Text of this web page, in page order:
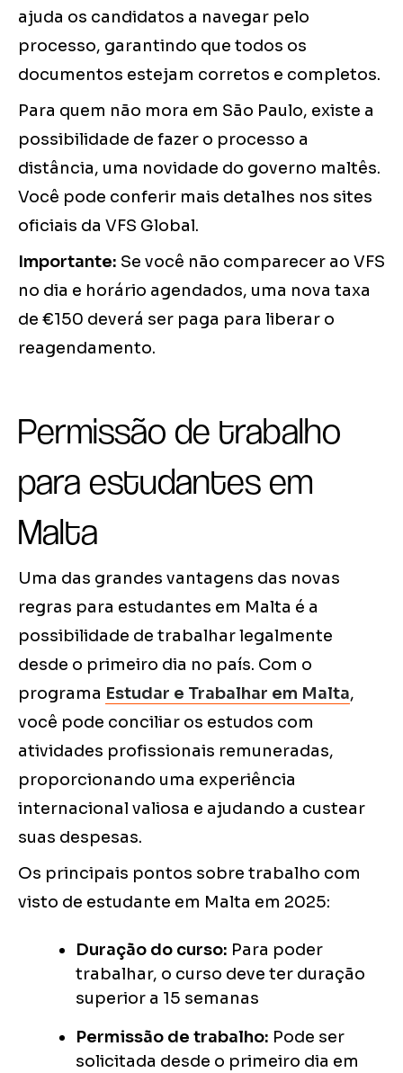
ajuda os candidatos a navegar pelo
processo, garantindo que todos os
documentos estejam corretos e completos.
Para quem não mora em São Paulo, existe a
possibilidade de fazer o processo a
distância, uma novidade do governo maltês.
Você pode conferir mais detalhes nos sites
oficiais da VFS Global.
Importante: Se você não comparecer ao VFS
no dia e horário agendados, uma nova taxa
de €150 deverá ser paga para liberar o
reagendamento.
Permissão de trabalho
para estudantes em
Malta
Uma das grandes vantagens das novas
regras para estudantes em Malta é a
possibilidade de trabalhar legalmente
desde o primeiro dia no país. Com o
programa Estudar e Trabalhar em Malta,
você pode conciliar os estudos com
atividades profissionais remuneradas,
proporcionando uma experiência
internacional valiosa e ajudando a custear
suas despesas.
Os principais pontos sobre trabalho com
visto de estudante em Malta em 2025:
Duração do curso: Para poder
trabalhar, o curso deve ter duração
superior a 15 semanas
Permissão de trabalho: Pode ser
solicitada desde o primeiro dia em